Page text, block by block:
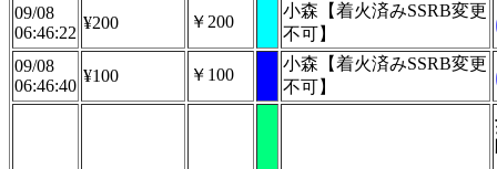
09/08
06:46:22
¥200 ￥200
小森【着火済みSSRB変更
不可】
09/08
06:46:40
¥100 ￥100
小森【着火済みSSRB変更
不可】